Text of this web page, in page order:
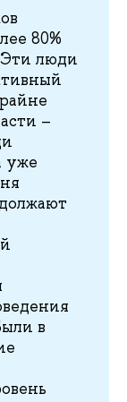
80%
Эти люди
–
уже
в